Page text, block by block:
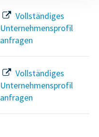
Vollständiges
Unternehmensprofil
anfragen
Vollständiges
Unternehmensprofil
anfragen